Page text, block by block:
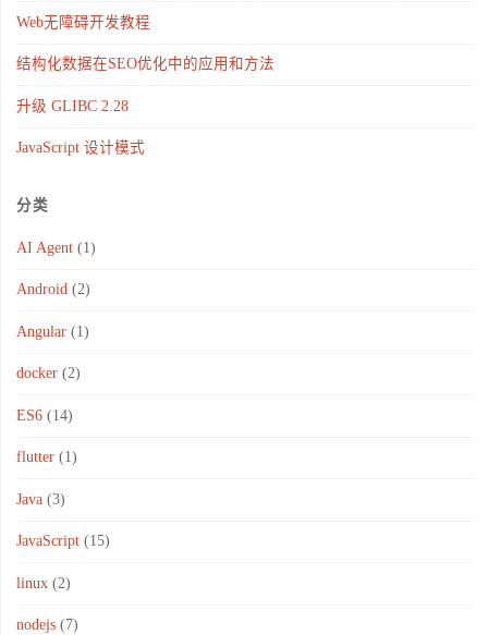
Web无障碍开发教程
结构化数据在SEO优化中的应用和方法
升级 GLIBC 2.28
JavaScript 设计模式
分类
AI Agent(1)
Android(2)
Angular(1)
docker(2)
ES6(14)
flutter(1)
Java(3)
JavaScript(15)
linux(2)
nodejs(7)